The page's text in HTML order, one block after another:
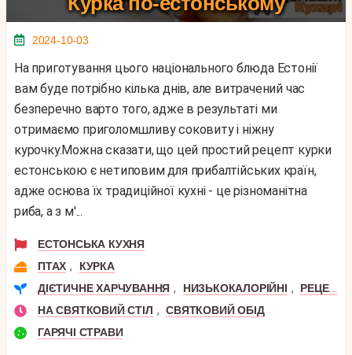
2024-10-03
На приготування цього національного блюда Естонії
вам буде потрібно кілька днів, але витрачений час
безперечно варто того, адже в результаті ми
отримаємо приголомшливу соковиту і ніжну
курочку.Можна сказати, що цей простий рецепт курки
естонською є нетиповим для прибалтійських країн,
адже основа їх традиційної кухні - це різноманітна
риба, а з м'...
ЕСТОНСЬКА КУХНЯ
ПТАХ ,
КУРКА
ДІЄТИЧНЕ ХАРЧУВАННЯ , НИЗЬКОКАЛОРІЙНІ ,
РЕЦЕПТИ ДЛЯ СХУДНЕННЯ
НА СВЯТКОВИЙ СТІЛ , СВЯТКОВИЙ ОБІД
ГАРЯЧІ СТРАВИ